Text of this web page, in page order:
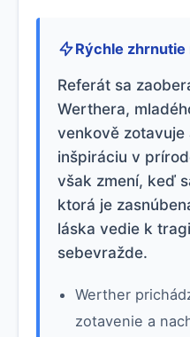
Rýchle
Referát sa
Werthera,
venkově zotavuje
inšpiráciu v
však zmení, keď
ktorá je
láska vedie k
sebevražde.
Werther
zotavenie a